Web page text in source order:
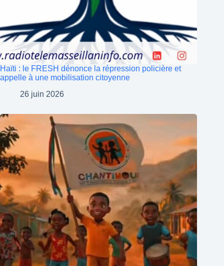
Haïti : le FRESH dénonce la répression policière et
appelle à une mobilisation citoyenne
26 juin 2026